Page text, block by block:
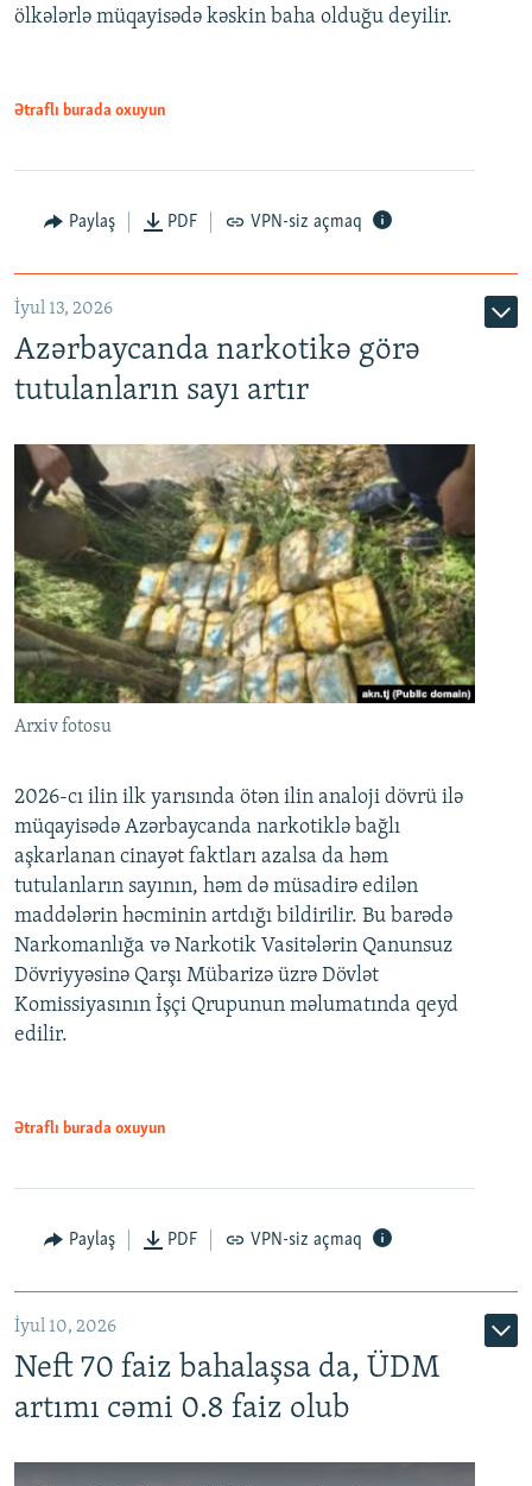
ölkələrlə müqayisədə kəskin baha olduğu deyilir.
Ətraflı burada oxuyun
Paylaş PDF VPN-siz açmaq
İyul 13, 2026
Azərbaycanda narkotikə görə
tutulanların sayı artır
Arxiv fotosu
2026-cı ilin ilk yarısında ötən ilin analoji dövrü ilə
müqayisədə Azərbaycanda narkotiklə bağlı
aşkarlanan cinayət faktları azalsa da həm
tutulanların sayının, həm də müsadirə edilən
maddələrin həcminin artdığı bildirilir. Bu barədə
Narkomanlığa və Narkotik Vasitələrin Qanunsuz
Dövriyyəsinə Qarşı Mübarizə üzrə Dövlət
Komissiyasının İşçi Qrupunun məlumatında qeyd
edilir.
Ətraflı burada oxuyun
Paylaş PDF VPN-siz açmaq
İyul 10, 2026
Neft 70 faiz bahalaşsa da, ÜDM
artımı cəmi 0.8 faiz olub